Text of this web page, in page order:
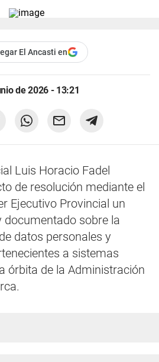
El Ancasti en
de 2026 - 13:21
Luis Horacio Fadel
de resolución mediante el
Ejecutivo Provincial un
documentado sobre la
datos personales y
a sistemas
órbita de la Administración